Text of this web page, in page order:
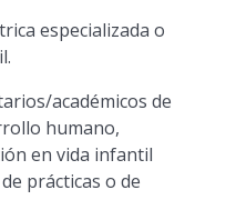
especializada o
académicos de
humano,
en vida infantil
prácticas o de